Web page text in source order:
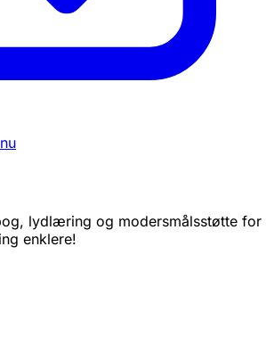
lydlæring og modersmålsstøtte for
enklere!